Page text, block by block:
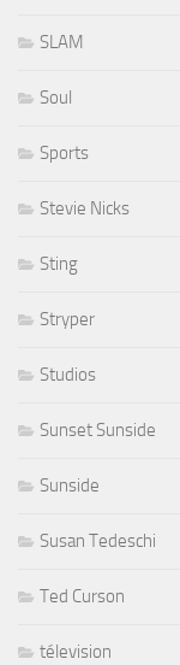
SLAM
Soul
Sports
Stevie Nicks
Sting
Stryper
Studios
Sunset Sunside
Sunside
Susan Tedeschi
Ted Curson
télevision